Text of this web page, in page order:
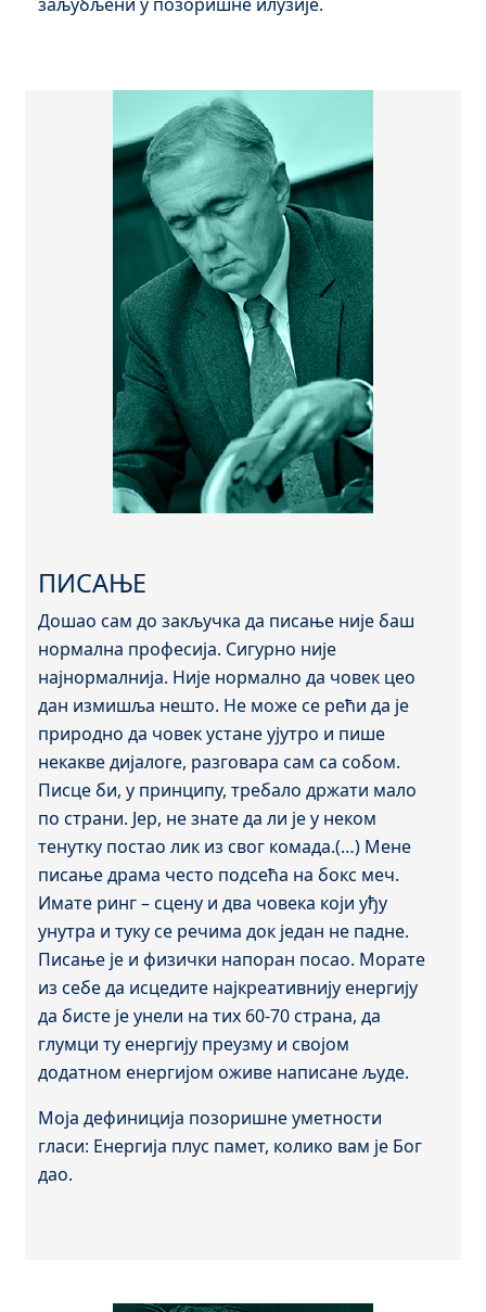
ПИСАЊЕ
Дошао сам до закључка да писање није баш
нормална професија. Сигурно није
најнормалнија. Није нормално да човек цео
дан измишља нешто. Не може се рећи да је
природно да човек устане ујутро и пише
некакве дијалоге, разговара сам са собом.
Писце би, у принципу, требало држати мало
по страни. Јер, не знате да ли је у неком
тенутку постао лик из свог комада.(…) Мене
писање драма често подсећа на бокс меч.
Имате ринг – сцену и два човека који уђу
унутра и туку се речима док један не падне.
Писање је и физички напоран посао. Морате
из себе да исцедите најкреативнију енергију
да бисте је унели на тих 60-70 страна, да
глумци ту енергију преузму и својом
додатном енергијом оживе написане људе.
Моја дефиниција позоришне уметности
гласи: Eнергија плус памет, колико вам је Бог
дао.